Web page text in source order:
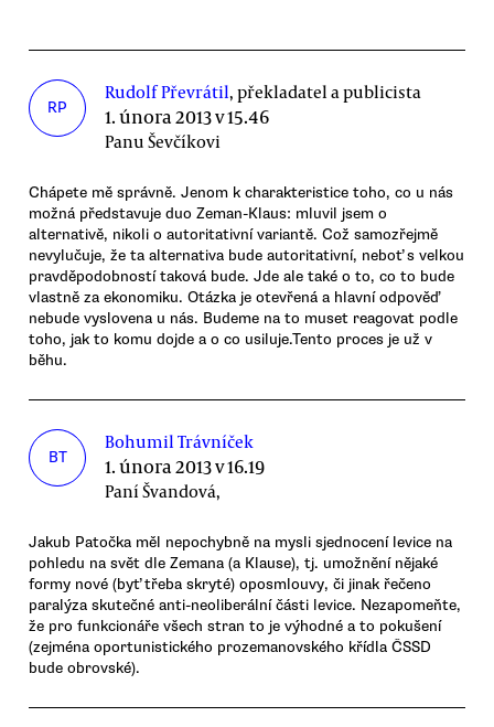
RP
Rudolf Převrátil, překladatel a publicista
1. února 2013 v 15.46
Panu Ševčíkovi
Chápete mě správně. Jenom k charakteristice toho, co u nás
možná představuje duo Zeman-Klaus: mluvil jsem o
alternativě, nikoli o autoritativní variantě. Což samozřejmě
nevylučuje, že ta alternativa bude autoritativní, neboť s velkou
pravděpodobností taková bude. Jde ale také o to, co to bude
vlastně za ekonomiku. Otázka je otevřená a hlavní odpověď
nebude vyslovena u nás. Budeme na to muset reagovat podle
toho, jak to komu dojde a o co usiluje.Tento proces je už v
běhu.
BT
Bohumil Trávníček
1. února 2013 v 16.19
Paní Švandová,
Jakub Patočka měl nepochybně na mysli sjednocení levice na
pohledu na svět dle Zemana (a Klause), tj. umožnění nějaké
formy nové (byť třeba skryté) oposmlouvy, či jinak řečeno
paralýza skutečné anti-neoliberální části levice. Nezapomeňte,
že pro funkcionáře všech stran to je výhodné a to pokušení
(zejména oportunistického prozemanovského křídla ČSSD
bude obrovské).